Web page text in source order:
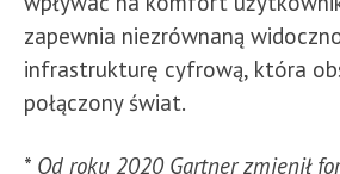
zapewnia niezrównaną
infrastrukturę cyfrową, która
połączony świat.
* Od roku 2020 Gartner zmienił